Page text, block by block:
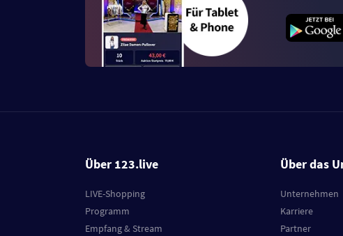
Über 123.live
LIVE-Shopping
Programm
Empfang & Stream
Über das
Unternehmen
Karriere
Partner